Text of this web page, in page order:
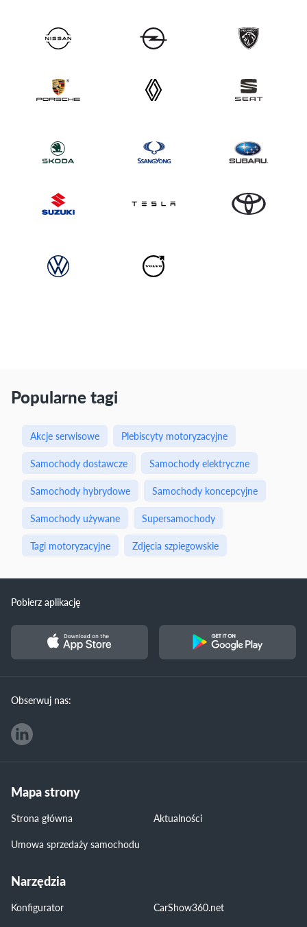
Popularne tagi
Akcje serwisowe
Plebiscyty motoryzacyjne
Samochody dostawcze
Samochody elektryczne
Samochody hybrydowe
Samochody koncepcyjne
Samochody używane
Supersamochody
Tagi motoryzacyjne
Zdjęcia szpiegowskie
Pobierz aplikację
Obserwuj nas:
Mapa strony
Strona główna
Aktualności
Umowa sprzedaży samochodu
Narzędzia
Konfigurator
CarShow360.net